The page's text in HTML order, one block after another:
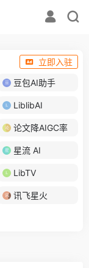
立即入驻
豆包AI助手
LiblibAI
论文降AIGC率
星流 AI
LibTV
讯飞星火